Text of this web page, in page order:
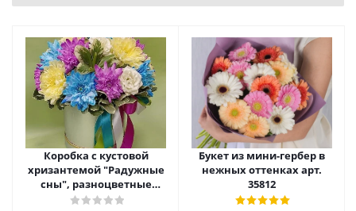
Коробка с кустовой
хризантемой "Радужные
сны", разноцветные
№22457
Букет из мини-гербер в
нежных оттенках арт.
35812